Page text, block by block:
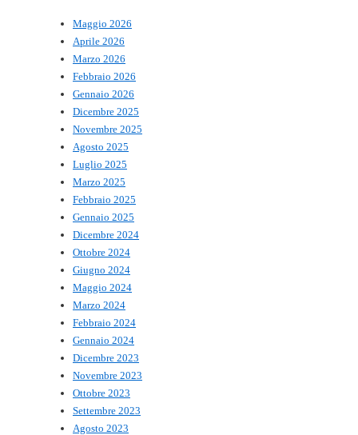
Maggio 2026
Aprile 2026
Marzo 2026
Febbraio 2026
Gennaio 2026
Dicembre 2025
Novembre 2025
Agosto 2025
Luglio 2025
Marzo 2025
Febbraio 2025
Gennaio 2025
Dicembre 2024
Ottobre 2024
Giugno 2024
Maggio 2024
Marzo 2024
Febbraio 2024
Gennaio 2024
Dicembre 2023
Novembre 2023
Ottobre 2023
Settembre 2023
Agosto 2023